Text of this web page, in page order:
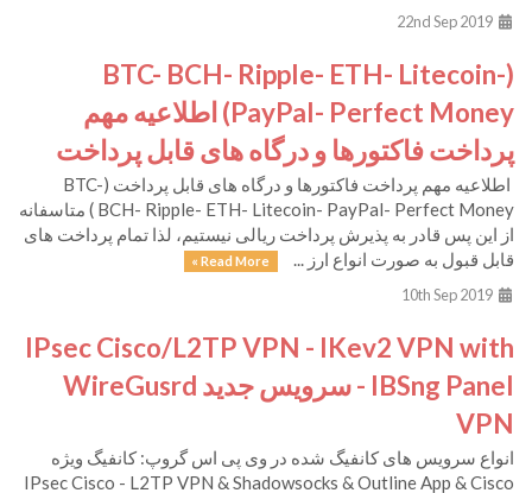
(BTC- BCH- Ripple- ETH- Litecoin-
PayPal- Perfect Money) اطلاعیه مهم
پرداخت فاکتورها و درگاه های قابل پرداخت
اطلاعیه مهم پرداخت فاکتورها و درگاه های قابل پرداخت (BTC-
BCH- Ripple- ETH- Litecoin- PayPal- Perfect Money ) متاسفانه
از این پس قادر به پذیرش پرداخت ریالی نیستیم، لذا تمام پرداخت های
قابل قبول به صورت انواع ارز ...
Read More »
IPsec Cisco/L2TP VPN - IKev2 VPN with
IBSng Panel - سرویس جدید WireGusrd
VPN
انواع سرویس های کانفیگ شده در وی پی اس گروپ: کانفیگ ویژه
IPsec Cisco - L2TP VPN & Shadowsocks & Outline App & Cisco